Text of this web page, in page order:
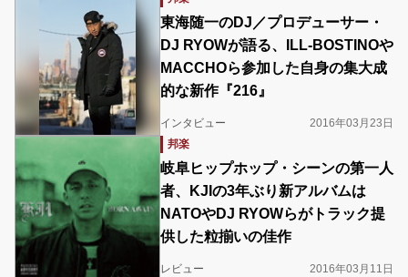
東海随一のDJ／プロデューサー・
DJ RYOWが語る、ILL-BOSTINOや
MACCHOら参加した自身の集大成
的な新作『216』
インタビュー
2016年03月23日
邦楽
岐阜ヒップホップ・シーンの第一人
者、KJIの3年ぶり新アルバムは
NATOやDJ RYOWらがトラック提
供した粒揃いの佳作
レビュー
2016年03月11日